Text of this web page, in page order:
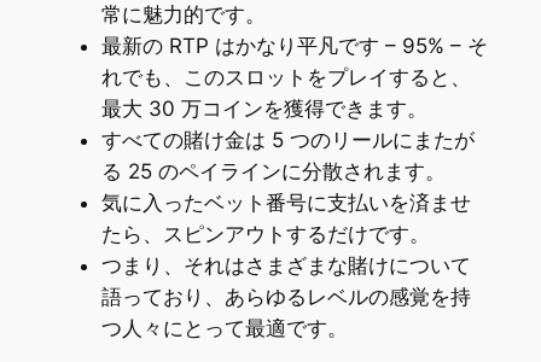
常に魅力的です。
最新の RTP はかなり平凡です – 95% – そ
れでも、このスロットをプレイすると、
最大 30 万コインを獲得できます。
すべての賭け金は 5 つのリールにまたが
る 25 のペイラインに分散されます。
気に入ったベット番号に支払いを済ませ
たら、スピンアウトするだけです。
つまり、それはさまざまな賭けについて
語っており、あらゆるレベルの感覚を持
つ人々にとって最適です。